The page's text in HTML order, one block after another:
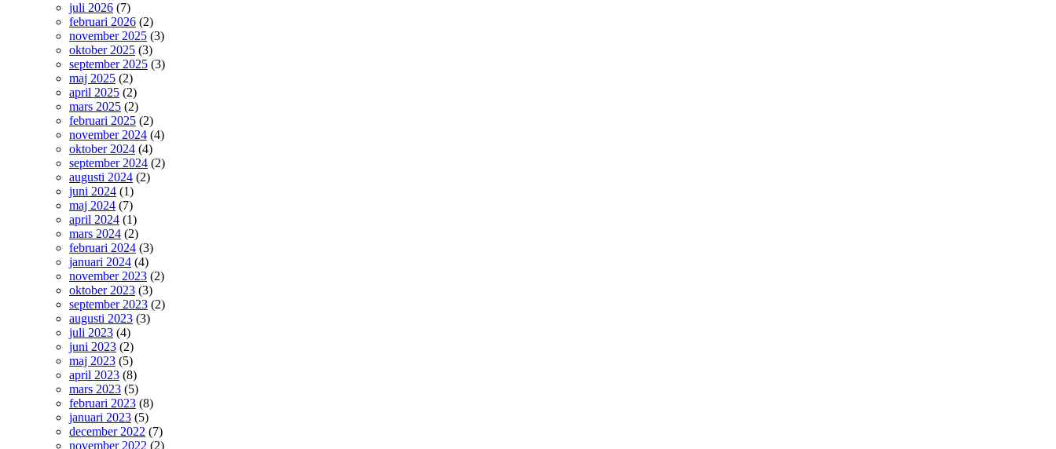
juli 2026 (7)
februari 2026 (2)
november 2025 (3)
oktober 2025 (3)
september 2025 (3)
maj 2025 (2)
april 2025 (2)
mars 2025 (2)
februari 2025 (2)
november 2024 (4)
oktober 2024 (4)
september 2024 (2)
augusti 2024 (2)
juni 2024 (1)
maj 2024 (7)
april 2024 (1)
mars 2024 (2)
februari 2024 (3)
januari 2024 (4)
november 2023 (2)
oktober 2023 (3)
september 2023 (2)
augusti 2023 (3)
juli 2023 (4)
juni 2023 (2)
maj 2023 (5)
april 2023 (8)
mars 2023 (5)
februari 2023 (8)
januari 2023 (5)
december 2022 (7)
november 2022 (2)